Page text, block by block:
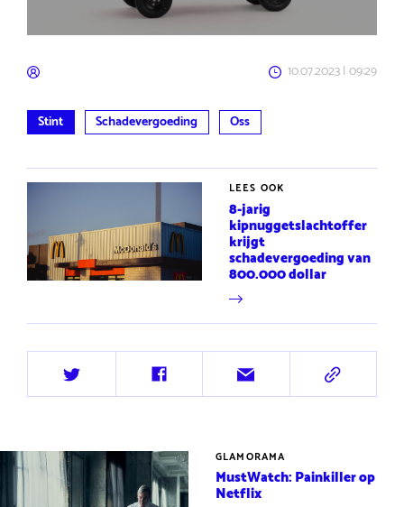
10.07.2023 | 09:29
Stint Schadevergoeding Oss
LEES OOK
8-jarig
kipnuggetslachtoffer
krijgt
schadevergoeding van
800.000 dollar
Deel
op
Deel
op
Deel
via
Deel
via
GLAMORAMA
MustWatch: Painkiller op
Netflix